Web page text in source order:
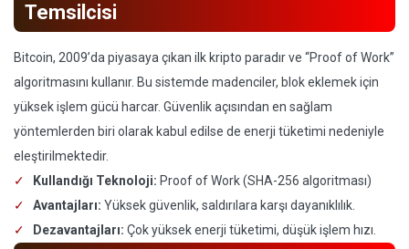
Temsilcisi
Bitcoin, 2009’da piyasaya çıkan ilk kripto paradır ve “Proof of Work”
algoritmasını kullanır. Bu sistemde madenciler, blok eklemek için
yüksek işlem gücü harcar. Güvenlik açısından en sağlam
yöntemlerden biri olarak kabul edilse de enerji tüketimi nedeniyle
eleştirilmektedir.
Kullandığı Teknoloji: Proof of Work (SHA-256 algoritması)
Avantajları: Yüksek güvenlik, saldırılara karşı dayanıklılık.
Dezavantajları: Çok yüksek enerji tüketimi, düşük işlem hızı.